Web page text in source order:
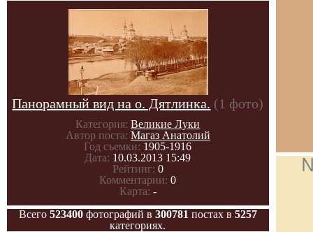
Панорамный вид на о. Дятлинка. (1 фото)
Категория: Великие Луки
Автор поста: Магаз Анатолий
Год съемки: 1905-1916
Дата: 10.03.2013 15:49
Рейтинг: 0
Комментарии: 0
Карта: -
Всего 523400 фотографий в 300781 постах в 5257
категориях.